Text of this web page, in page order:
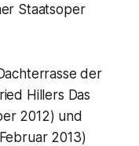
Staatsoper
der
Hillers Das
2012) und
2013)